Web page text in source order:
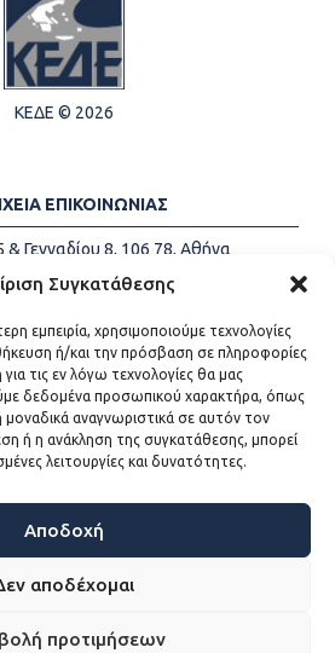
Συγκατάθεσης
εμπειρία, χρησιμοποιούμε τεχνολογίες
ή/και την πρόσβαση σε πληροφορίες
τις εν λόγω τεχνολογίες θα μας
δεδομένα προσωπικού χαρακτήρα, όπως
αναγνωριστικά σε αυτόν τον
ή η ανάκληση της συγκατάθεσης, μπορεί
λειτουργίες και δυνατότητες.
Αποδοχή
αποδέχομαι
προτιμήσεων
ΚΕΔΕ © 2026
ΕΠΙΚΟΙΝΩΝΙΑΣ
& Γενναδίου 8, 106 78, Αθήνα
+30 213-2147500
Email:
info@kede.gr
ΣΥΝΔΕΣΜΟΙ
Η ΚΕΔΕ
Sitemap
Προσβασιμότητα
Όροι χρήσης